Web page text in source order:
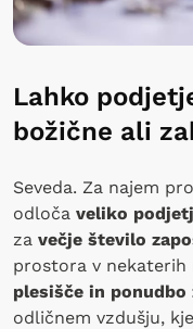
Lahko
božične ali
Seveda. Za najem
odloča veliko
za večje število
prostora v nekaterih
plesišče in ponudbo
odličnem vzdušju,